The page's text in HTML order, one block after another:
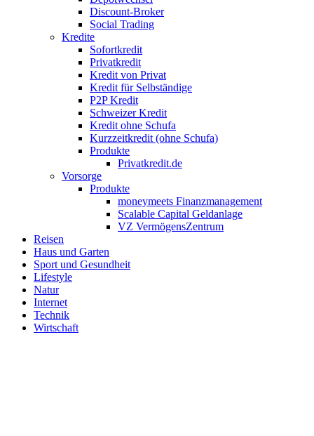
Discount-Broker
Social Trading
Kredite
Sofortkredit
Privatkredit
Kredit von Privat
Kredit für Selbständige
P2P Kredit
Schweizer Kredit
Kredit ohne Schufa
Kurzzeitkredit (ohne Schufa)
Produkte
Privatkredit.de
Vorsorge
Produkte
moneymeets Finanzmanagement
Scalable Capital Geldanlage
VZ VermögensZentrum
Reisen
Haus und Garten
Sport und Gesundheit
Lifestyle
Natur
Internet
Technik
Wirtschaft